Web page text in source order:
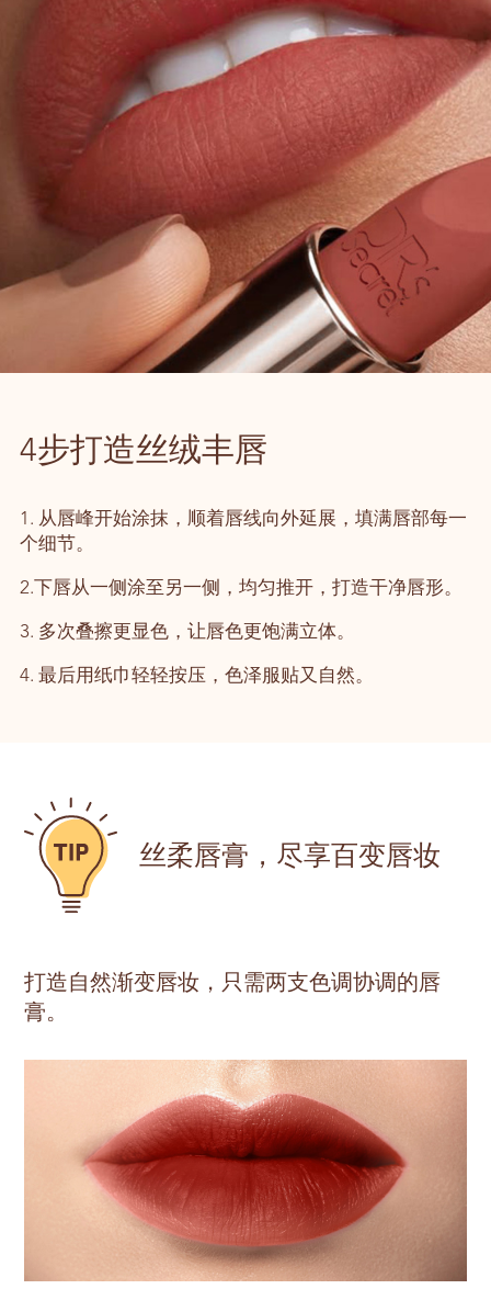
4步打造丝绒丰唇
1. 从唇峰开始涂抹，顺着唇线向外延展，填满唇部每一
个细节。
2.下唇从一侧涂至另一侧，均匀推开，打造干净唇形。
3. 多次叠擦更显色，让唇色更饱满立体。
4. 最后用纸巾轻轻按压，色泽服贴又自然。
丝柔唇膏，尽享百变唇妆
打造自然渐变唇妆，只需两支色调协调的唇
膏。